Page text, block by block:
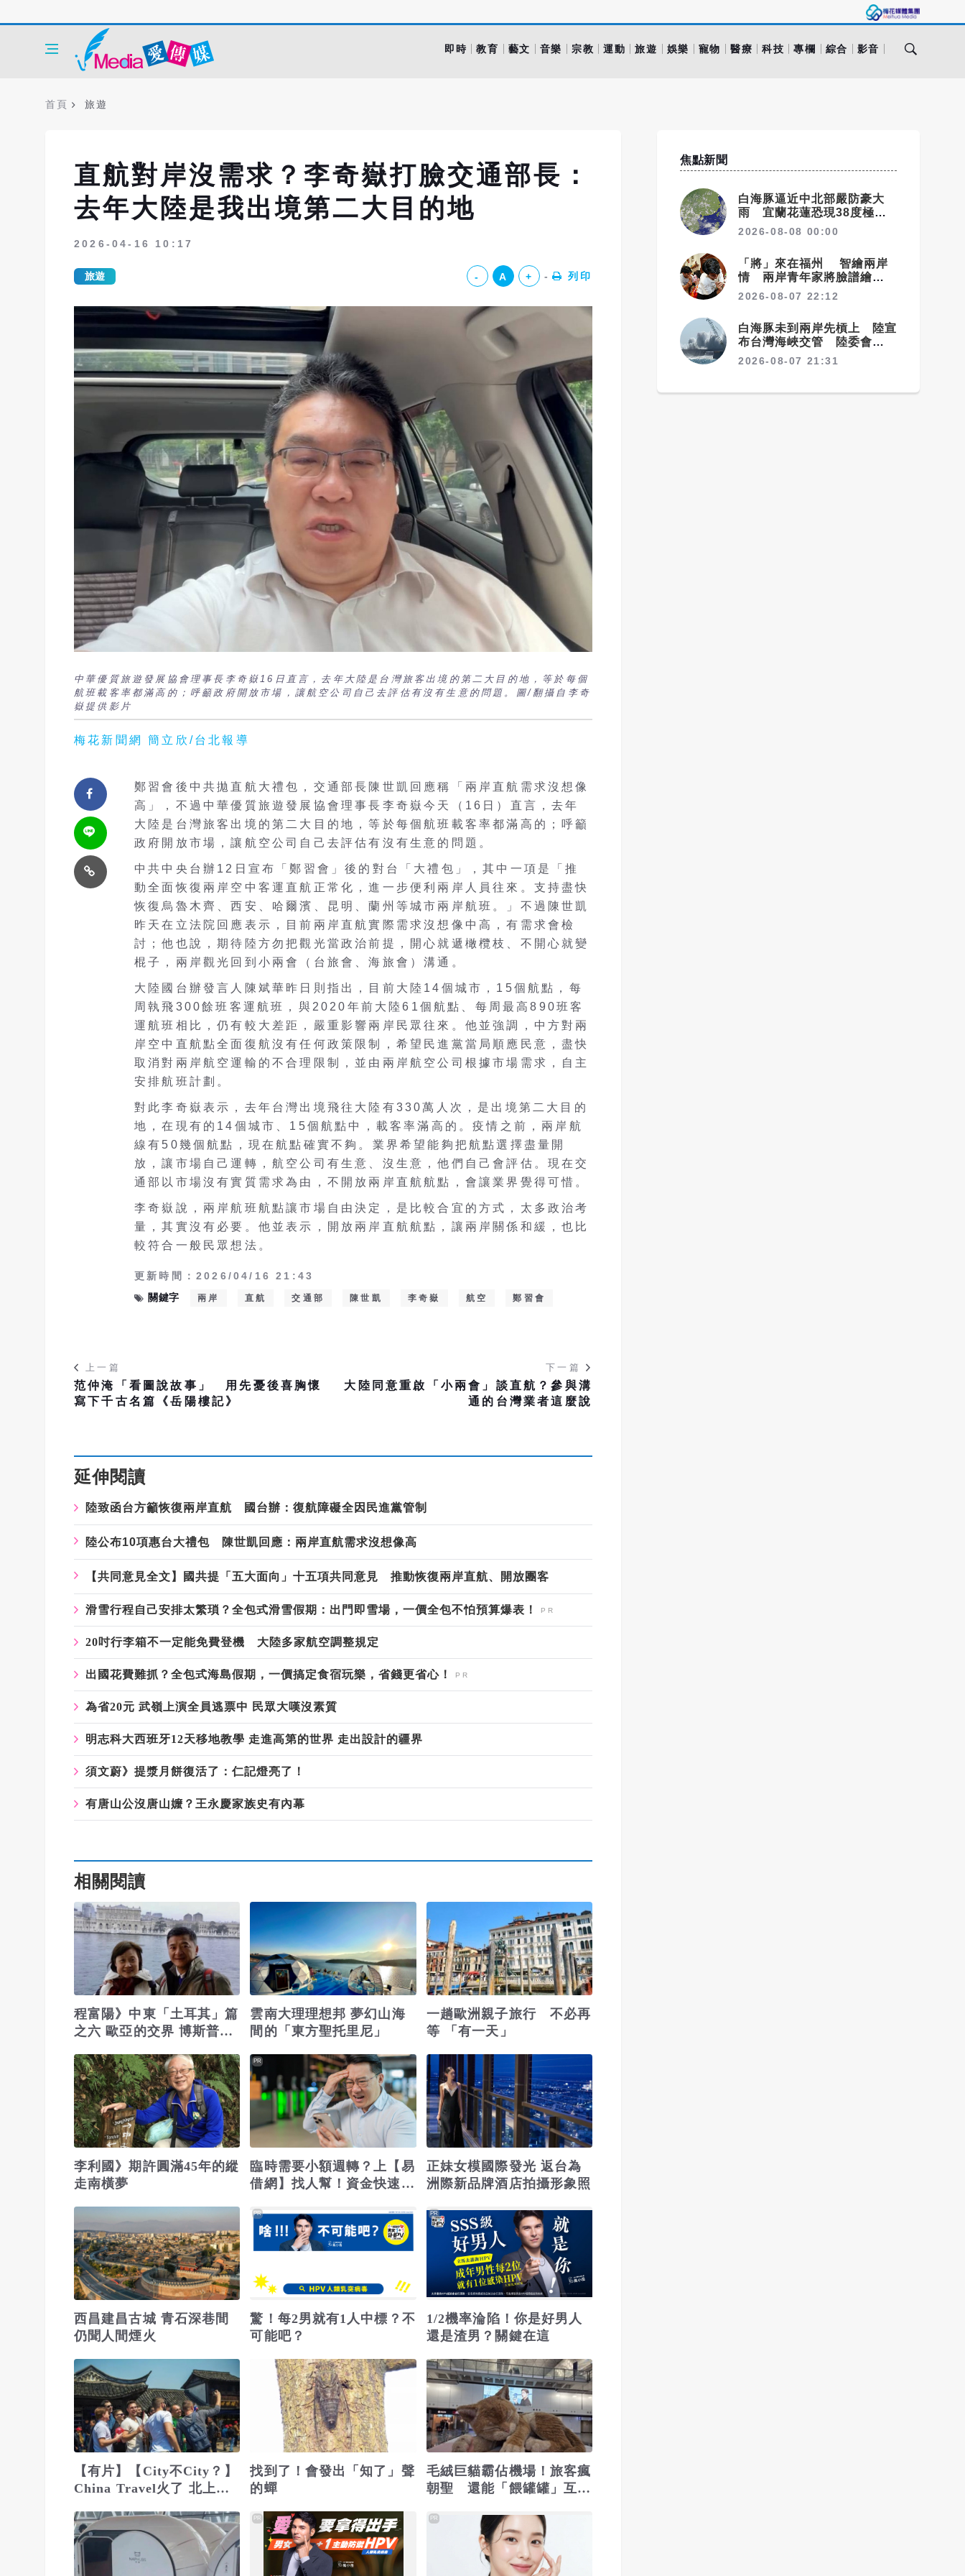
即時 教育 藝文 音樂 宗教 運動 旅遊 娛樂 寵物 醫療 科技 專欄 綜合 影音
首頁 旅遊
直航對岸沒需求？李奇嶽打臉交通部長：
去年大陸是我出境第二大目的地
2026-04-16 10:17
旅遊 - A + 列印
中華優質旅遊發展協會理事長李奇嶽16日直言，去年大陸是台灣旅客出境的第二大目的地，等於每個
航班載客率都滿高的；呼籲政府開放市場，讓航空公司自己去評估有沒有生意的問題。圖/翻攝自李奇
嶽提供影片
梅花新聞網 簡立欣/台北報導
鄭習會後中共拋直航大禮包，交通部長陳世凱回應稱「兩岸直航需求沒想像
高」，不過中華優質旅遊發展協會理事長李奇嶽今天（16日）直言，去年
大陸是台灣旅客出境的第二大目的地，等於每個航班載客率都滿高的；呼籲
政府開放市場，讓航空公司自己去評估有沒有生意的問題。
中共中央台辦12日宣布「鄭習會」後的對台「大禮包」，其中一項是「推
動全面恢復兩岸空中客運直航正常化，進一步便利兩岸人員往來。支持盡快
恢復烏魯木齊、西安、哈爾濱、昆明、蘭州等城市兩岸航班。」不過陳世凱
昨天在立法院回應表示，目前兩岸直航實際需求沒想像中高，有需求會檢
討；他也說，期待陸方勿把觀光當政治前提，開心就遞橄欖枝、不開心就變
棍子，兩岸觀光回到小兩會（台旅會、海旅會）溝通。
大陸國台辦發言人陳斌華昨日則指出，目前大陸14個城市，15個航點，每
周執飛300餘班客運航班，與2020年前大陸61個航點、每周最高890班客
運航班相比，仍有較大差距，嚴重影響兩岸民眾往來。他並強調，中方對兩
岸空中直航點全面復航沒有任何政策限制，希望民進黨當局順應民意，盡快
取消對兩岸航空運輸的不合理限制，並由兩岸航空公司根據市場需求，自主
安排航班計劃。
對此李奇嶽表示，去年台灣出境飛往大陸有330萬人次，是出境第二大目的
地，在現有的14個城市、15個航點中，載客率滿高的。疫情之前，兩岸航
線有50幾個航點，現在航點確實不夠。業界希望能夠把航點選擇盡量開
放，讓市場自己運轉，航空公司有生意、沒生意，他們自己會評估。現在交
通部以市場沒有實質需求為由，不開放兩岸直航航點，會讓業界覺得可惜。
李奇嶽說，兩岸航班航點讓市場自由決定，是比較合宜的方式，太多政治考
量，其實沒有必要。他並表示，開放兩岸直航航點，讓兩岸關係和緩，也比
較符合一般民眾想法。
更新時間：2026/04/16 21:43
關鍵字
兩岸 直航 交通部 陳世凱 李奇嶽 航空 鄭習會
上一篇
范仲淹「看圖說故事」 用先憂後喜胸懷
寫下千古名篇《岳陽樓記》
下一篇
大陸同意重啟「小兩會」談直航？參與溝
通的台灣業者這麼說
延伸閱讀
陸致函台方籲恢復兩岸直航 國台辦：復航障礙全因民進黨管制
陸公布10項惠台大禮包 陳世凱回應：兩岸直航需求沒想像高
【共同意見全文】國共提「五大面向」十五項共同意見 推動恢復兩岸直航、開放團客
滑雪行程自己安排太繁瑣？全包式滑雪假期：出門即雪場，一價全包不怕預算爆表！
20吋行李箱不一定能免費登機 大陸多家航空調整規定
出國花費難抓？全包式海島假期，一價搞定食宿玩樂，省錢更省心！
為省20元 武嶺上演全員逃票中 民眾大嘆沒素質
明志科大西班牙12天移地教學 走進高第的世界 走出設計的疆界
須文蔚》提漿月餅復活了：仁記燈亮了！
有唐山公沒唐山嬤？王永慶家族史有內幕
相關閱讀
程富陽》中東「土耳其」篇
之六 歐亞的交界 博斯普魯
雲南大理理想邦 夢幻山海
間的「東方聖托里尼」
一趟歐洲親子旅行 不必再
等 「有一天」
李利國》期許圓滿45年的縱
走南橫夢
臨時需要小額週轉？上【易
借網】找人幫！資金快速到
PR
正妹女模國際發光 返台為
洲際新品牌酒店拍攝形象照
西昌建昌古城 青石深巷間
仍聞人間煙火
驚！每2男就有1人中標？不
可能吧？
PR
1/2機率淪陷！你是好男人
還是渣男？關鍵在這
PR
【有片】【City不City？】
China Travel火了 北上廣
找到了！會發出「知了」聲
的蟬
毛絨巨貓霸佔機場！旅客瘋
朝聖 還能「餵罐罐」互動
PR PR
焦點新聞
白海豚逼近中北部嚴防豪大
雨 宜蘭花蓮恐現38度極端
高溫
2026-08-08 00:00
「將」來在福州 智繪兩岸
情 兩岸青年家將臉譜繪畫大
賽在福州開幕
2026-08-07 22:12
白海豚未到兩岸先槓上 陸宣
布台灣海峽交管 陸委會：不
勞費心
2026-08-07 21:31